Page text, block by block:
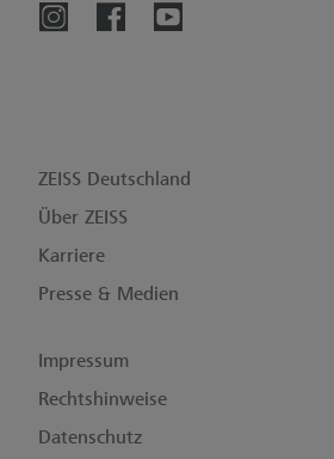
ZEISS Deutschland
Über ZEISS
Karriere
Presse & Medien
Impressum
Rechtshinweise
Datenschutz